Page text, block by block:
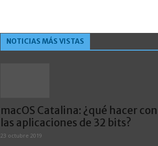
NOTICIAS MÁS VISTAS
macOS Catalina: ¿qué hacer con
las aplicaciones de 32 bits?
23 octubre 2019